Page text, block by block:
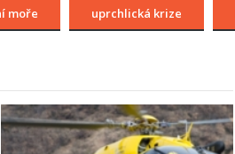
moře uprchlická krize